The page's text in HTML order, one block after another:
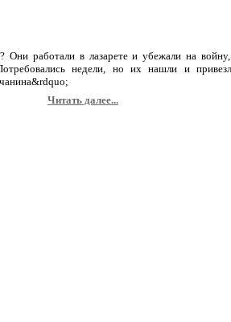
Они работали в лазарете и убежали на
недели, но их нашли и
Читать далее...